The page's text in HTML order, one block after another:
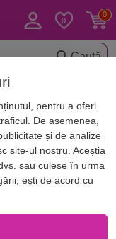
Caută
avea
pentru a oferi
De asemenea,
și de analize
site-ul nostru. Aceștia
sau culese în urma
ești de acord cu